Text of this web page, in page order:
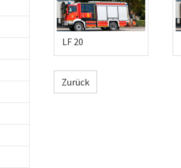
LF 20
Zurück